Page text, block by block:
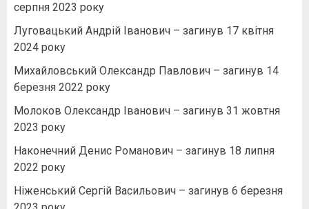
серпня 2023 року
Луговацький Андрій Іванович – загинув 17 квітня
2024 року
Михайловський Олександр Павлович – загинув 14
березня 2022 року
Молоков Олександр Іванович – загинув 31 жовтня
2023 року
Наконечний Денис Романович – загинув 18 липня
2022 року
Ніженський Сергій Васильович – загинув 6 березня